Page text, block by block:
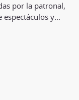
por la patronal,
espectáculos y…